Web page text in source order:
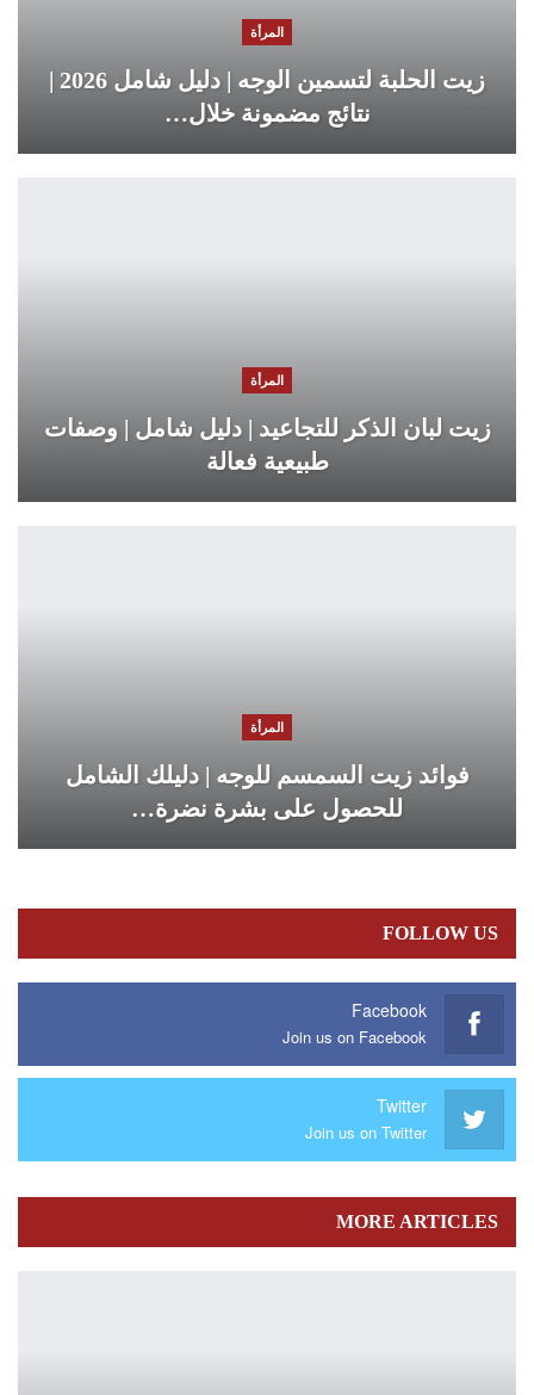
المرأة
زيت الحلبة لتسمين الوجه | دليل شامل 2026 |
نتائج مضمونة خلال…
المرأة
زيت لبان الذكر للتجاعيد | دليل شامل | وصفات
طبيعية فعالة
المرأة
فوائد زيت السمسم للوجه | دليلك الشامل
للحصول على بشرة نضرة…
FOLLOW US
Facebook
Join us on Facebook
Twitter
Join us on Twitter
MORE ARTICLES